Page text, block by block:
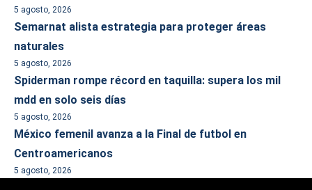
5 agosto, 2026
Semarnat alista estrategia para proteger áreas
naturales
5 agosto, 2026
Spiderman rompe récord en taquilla: supera los mil
mdd en solo seis días
5 agosto, 2026
México femenil avanza a la Final de futbol en
Centroamericanos
5 agosto, 2026